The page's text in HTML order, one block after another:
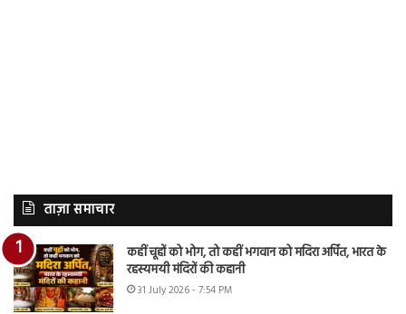
ताज़ा समाचार
कहीं चूहों को भोग, तो कहीं भगवान को मदिरा अर्पित, भारत के
रहस्यमयी मंदिरों की कहानी
31 July 2026 - 7:54 PM